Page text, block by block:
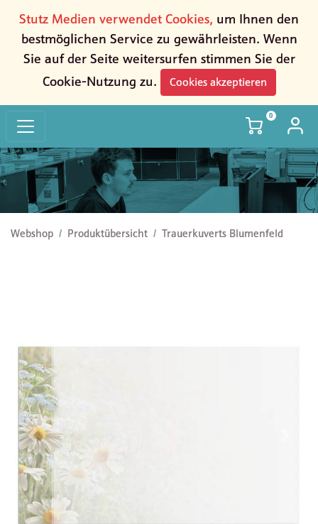
Stutz Medien verwendet Cookies, um Ihnen den
bestmöglichen Service zu gewährleisten. Wenn
Sie auf der Seite weitersurfen stimmen Sie der
Cookie-Nutzung zu.
Cookies akzeptieren
0
Webshop Produktübersicht Trauerkuverts Blumenfeld
Trauerkuverts Blumenfeld
Vorherige